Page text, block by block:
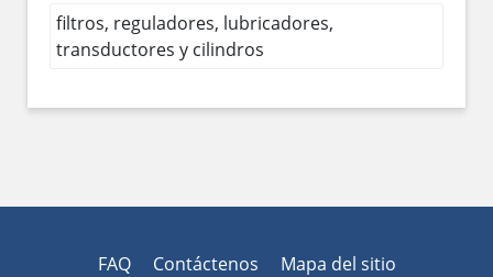
filtros, reguladores, lubricadores,
transductores y cilindros
FAQ Contáctenos Mapa del sitio